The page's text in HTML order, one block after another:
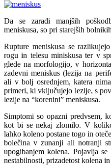
Da se zaradi manjših
meniskusa, so pri starejših
Rupture meniskusa se
rogu in telesu miniskusa ter v
glede na morfologijo, v
zadevni meniskus (lezija na
ali v bolj osrednjem, katera
primeri, ki vključujejo lezije, s
lezije na “korenini” meniskusa.
Simptomi so opazni predvsem,
kot bi se nekaj zlomilo. V
lahko koleno postane togo in
bolečina v zunanji ali notranji
upogibanjem kolena. Pojavlja
nestabilnosti, prizadetost kolena